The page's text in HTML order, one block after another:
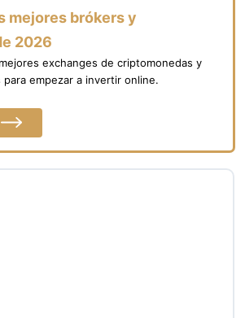
mejores brókers y
2026
exchanges de criptomonedas y
empezar a invertir online.